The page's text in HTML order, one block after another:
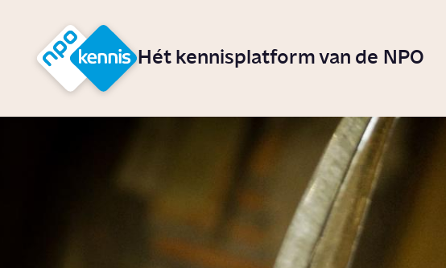
Hét kennisplatform van de NPO